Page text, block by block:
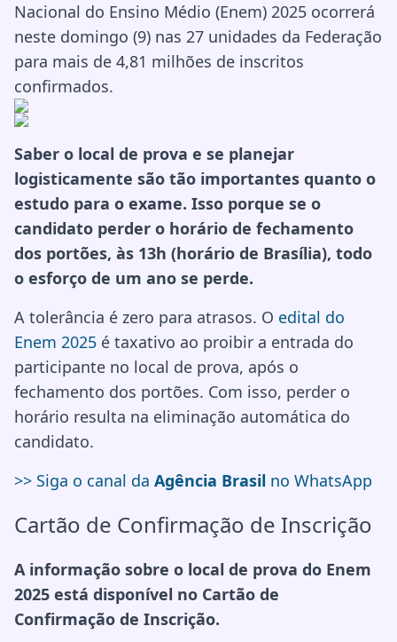
Nacional do Ensino Médio (Enem) 2025 ocorrerá
neste domingo (9) nas 27 unidades da Federação
para mais de 4,81 milhões de inscritos
confirmados.
Saber o local de prova e se planejar
logisticamente são tão importantes quanto o
estudo para o exame. Isso porque se o
candidato perder o horário de fechamento
dos portões, às 13h (horário de Brasília), todo
o esforço de um ano se perde.
A tolerância é zero para atrasos. O edital do
Enem 2025 é taxativo ao proibir a entrada do
participante no local de prova, após o
fechamento dos portões. Com isso, perder o
horário resulta na eliminação automática do
candidato.
>> Siga o canal da Agência Brasil no WhatsApp
Cartão de Confirmação de Inscrição
A informação sobre o local de prova do Enem
2025 está disponível no Cartão de
Confirmação de Inscrição.